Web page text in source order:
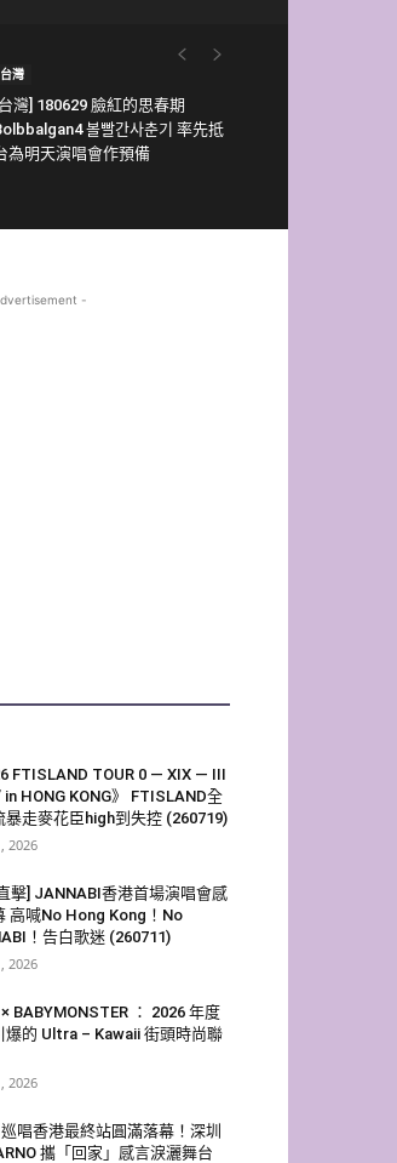
台灣
灣] 180629 臉紅的思春期
볼빨간사춘기 率先抵
為明天演唱會作預備
-
間！
FTISLAND TOUR 0 — XIX — III
in HONG KONG》 FTISLAND全
暴走麥花臣high到失控 (260719)
2026
擊] JANNABI香港首場演唱會感
高喊No Hong Kong！No
！告白歌迷 (260711)
2026
BABYMONSTER ： 2026 年度
爆的 Ultra – Kawaii 街頭時尚聯
2026
唱香港最終站圓滿落幕！深圳
攜「回家」感言淚灑舞台